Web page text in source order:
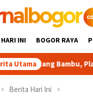
INI BOGOR RAYA
Utama
Bambu, Plafon
Berita Hari Ini